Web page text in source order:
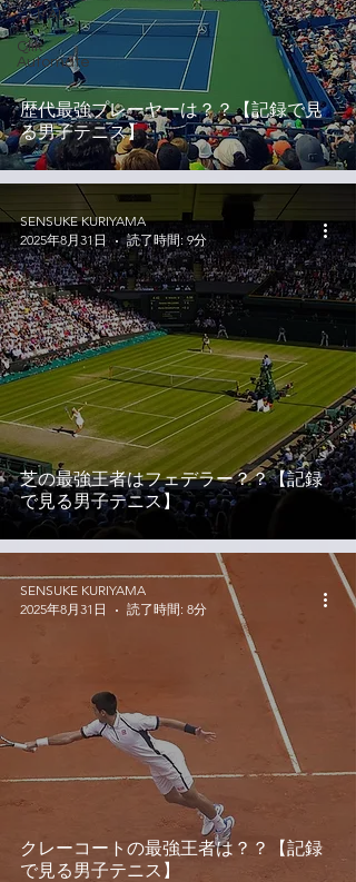
ントAI
Qlik
Automate
歴代最強プレーヤーは？？【記録で見
る男子テニス】
芝の最強王者はフェデラー？？【記録
で見る男子テニス】
SENSUKE KURIYAMA
2025年8月31日
読了時間: 9分
クレーコートの最強王者は？？【記録
で見る男子テニス】
SENSUKE KURIYAMA
2025年8月31日
読了時間: 8分